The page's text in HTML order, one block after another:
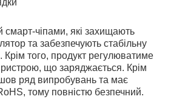
смарт-чіпами, які захищають
та забезпечують стабільну
того, продукт регулюватиме
що заряджається. Крім
ряд випробувань та має
тому повністю безпечний.